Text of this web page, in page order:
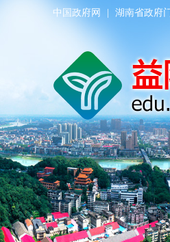
中国政府网 湖南省政府